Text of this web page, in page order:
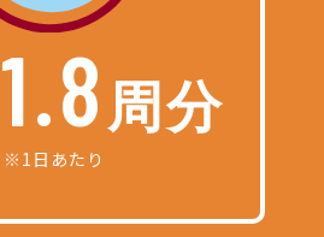
1.8 周分
※1日あたり